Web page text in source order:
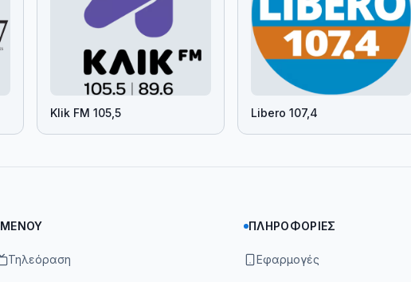
Klik FM 105,5 Libero 107,4
ΜΕΝΟΎ
Τηλεόραση
ΠΛΗΡΟΦΟΡΊΕΣ
Εφαρμογές